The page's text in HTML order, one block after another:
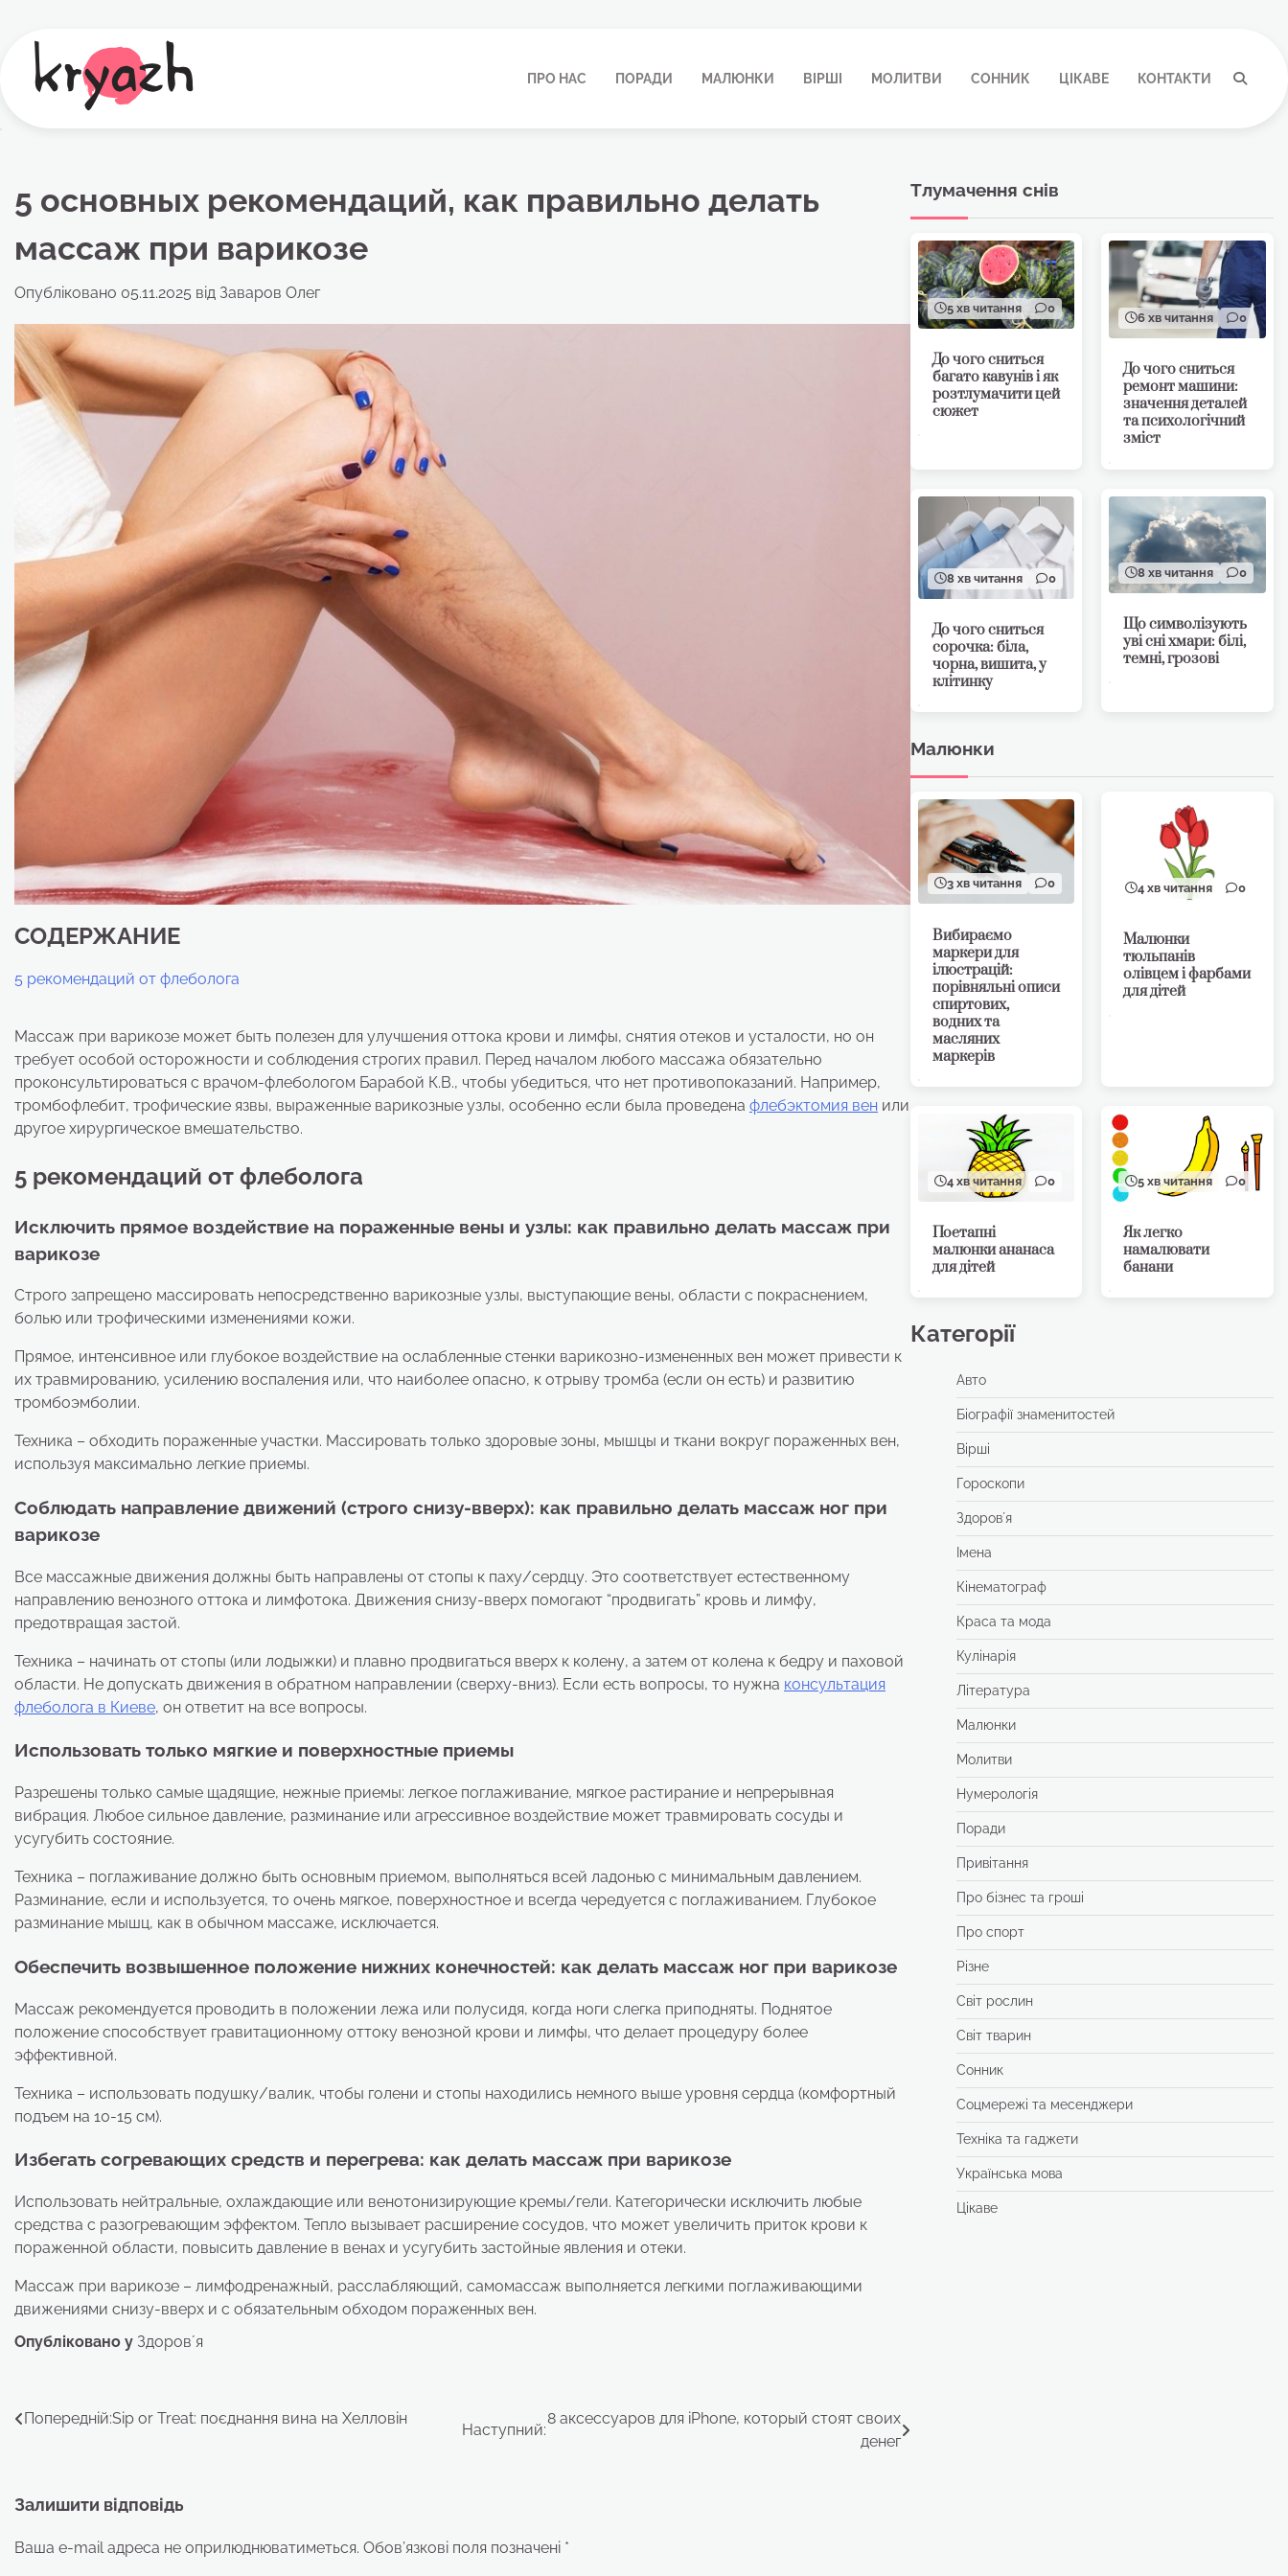
вмісту
ПРО НАС ПОРАДИ МАЛЮНКИ ВІРШІ МОЛИТВИ СОННИК ЦІКАВЕ КОНТАКТИ
5 основных рекомендаций, как правильно делать
массаж при варикозе
Опубліковано 05.11.2025 від Заваров Олег
СОДЕРЖАНИЕ
5 рекомендаций от флеболога
Массаж при варикозе может быть полезен для улучшения оттока крови и лимфы, снятия отеков и усталости, но он
требует особой осторожности и соблюдения строгих правил. Перед началом любого массажа обязательно
проконсультироваться с врачом-флебологом Барабой К.В., чтобы убедиться, что нет противопоказаний. Например,
тромбофлебит, трофические язвы, выраженные варикозные узлы, особенно если была проведена флебэктомия вен или
другое хирургическое вмешательство.
5 рекомендаций от флеболога
Исключить прямое воздействие на пораженные вены и узлы: как правильно делать массаж при
варикозе
Строго запрещено массировать непосредственно варикозные узлы, выступающие вены, области с покраснением,
болью или трофическими изменениями кожи.
Прямое, интенсивное или глубокое воздействие на ослабленные стенки варикозно-измененных вен может привести к
их травмированию, усилению воспаления или, что наиболее опасно, к отрыву тромба (если он есть) и развитию
тромбоэмболии.
Техника – обходить пораженные участки. Массировать только здоровые зоны, мышцы и ткани вокруг пораженных вен,
используя максимально легкие приемы.
Соблюдать направление движений (строго снизу-вверх): как правильно делать массаж ног при
варикозе
Все массажные движения должны быть направлены от стопы к паху/сердцу. Это соответствует естественному
направлению венозного оттока и лимфотока. Движения снизу-вверх помогают “продвигать” кровь и лимфу,
предотвращая застой.
Техника – начинать от стопы (или лодыжки) и плавно продвигаться вверх к колену, а затем от колена к бедру и паховой
области. Не допускать движения в обратном направлении (сверху-вниз). Если есть вопросы, то нужна консультация
флеболога в Киеве, он ответит на все вопросы.
Использовать только мягкие и поверхностные приемы
Разрешены только самые щадящие, нежные приемы: легкое поглаживание, мягкое растирание и непрерывная
вибрация. Любое сильное давление, разминание или агрессивное воздействие может травмировать сосуды и
усугубить состояние.
Техника – поглаживание должно быть основным приемом, выполняться всей ладонью с минимальным давлением.
Разминание, если и используется, то очень мягкое, поверхностное и всегда чередуется с поглаживанием. Глубокое
разминание мышц, как в обычном массаже, исключается.
Обеспечить возвышенное положение нижних конечностей: как делать массаж ног при варикозе
Массаж рекомендуется проводить в положении лежа или полусидя, когда ноги слегка приподняты. Поднятое
положение способствует гравитационному оттоку венозной крови и лимфы, что делает процедуру более
эффективной.
Техника – использовать подушку/валик, чтобы голени и стопы находились немного выше уровня сердца (комфортный
подъем на 10-15 см).
Избегать согревающих средств и перегрева: как делать массаж при варикозе
Использовать нейтральные, охлаждающие или венотонизирующие кремы/гели. Категорически исключить любые
средства с разогревающим эффектом. Тепло вызывает расширение сосудов, что может увеличить приток крови к
пораженной области, повысить давление в венах и усугубить застойные явления и отеки.
Массаж при варикозе – лимфодренажный, расслабляющий, самомассаж выполняется легкими поглаживающими
движениями снизу-вверх и с обязательным обходом пораженных вен.
Опубліковано у Здоровʼя
Навігація
Попередній:Sip or Treat: поєднання вина на Хелловін
Наступний:
8 аксессуаров для iPhone, который стоят своих
денег
Залишити відповідь
Ваша e-mail адреса не оприлюднюватиметься. Обов’язкові поля позначені *
Тлумачення снів
5 хв читання 0
До чого сниться
багато кавунів і як
розтлумачити цей
сюжет
6 хв читання 0
До чого сниться
ремонт машини:
значення деталей
та психологічний
зміст
8 хв читання 0
До чого сниться
сорочка: біла,
чорна, вишита, у
клітинку
8 хв читання 0
Що символізують
уві сні хмари: білі,
темні, грозові
Малюнки
3 хв читання 0
Вибираємо
маркери для
ілюстрацій:
порівняльні описи
спиртових,
водних та
масляних
маркерів
4 хв читання 0
Малюнки
тюльпанів
олівцем і фарбами
для дітей
4 хв читання 0
Поетапні
малюнки ананаса
для дітей
5 хв читання 0
Як легко
намалювати
банани
Категорії
Авто
Біографії знаменитостей
Вірші
Гороскопи
Здоровʼя
Імена
Кінематограф
Краса та мода
Кулінарія
Література
Малюнки
Молитви
Нумерологія
Поради
Привітання
Про бізнес та гроші
Про спорт
Різне
Світ рослин
Світ тварин
Сонник
Соцмережі та месенджери
Техніка та гаджети
Українська мова
Цікаве